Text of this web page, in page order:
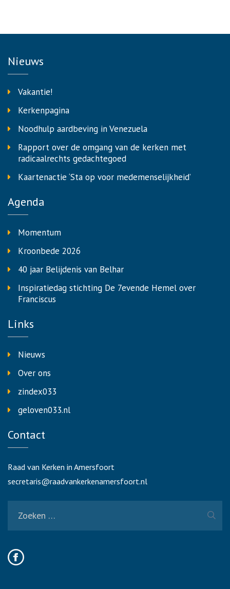
Nieuws
Vakantie!
Kerkenpagina
Noodhulp aardbeving in Venezuela
Rapport over de omgang van de kerken met
radicaalrechts gedachtegoed
Kaartenactie ‘Sta op voor medemenselijkheid’
Agenda
Momentum
Kroonbede 2026
40 jaar Belijdenis van Belhar
Inspiratiedag stichting De 7evende Hemel over
Franciscus
Links
Nieuws
Over ons
zindex033
geloven033.nl
Contact
Raad van Kerken in Amersfoort
secretaris@raadvankerkenamersfoort.nl